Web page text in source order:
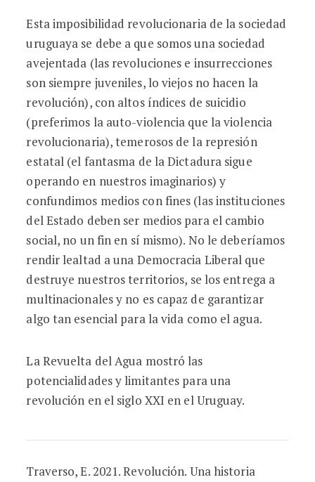
Esta imposibilidad revolucionaria de la sociedad
uruguaya se debe a que somos una sociedad
avejentada (las revoluciones e insurrecciones
son siempre juveniles, lo viejos no hacen la
revolución), con altos índices de suicidio
(preferimos la auto-violencia que la violencia
revolucionaria), temerosos de la represión
estatal (el fantasma de la Dictadura sigue
operando en nuestros imaginarios) y
confundimos medios con fines (las instituciones
del Estado deben ser medios para el cambio
social, no un fin en sí mismo). No le deberíamos
rendir lealtad a una Democracia Liberal que
destruye nuestros territorios, se los entrega a
multinacionales y no es capaz de garantizar
algo tan esencial para la vida como el agua.
La Revuelta del Agua mostró las
potencialidades y limitantes para una
revolución en el siglo XXI en el Uruguay.
Traverso, E. 2021. Revolución. Una historia